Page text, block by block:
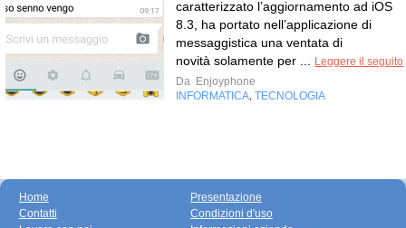
caratterizzato l’aggiornamento ad iOS
8.3, ha portato nell’applicazione di
messaggistica una ventata di
novità solamente per ...
Leggere il seguito
Da Enjoyphone
INFORMATICA TECNOLOGIA
Home
Contatti
Presentazione
Condizioni d'uso